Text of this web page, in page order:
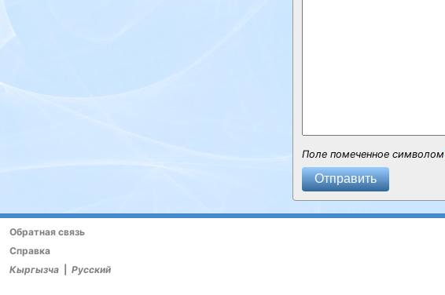
Поле помеченное символом
Отправить
Обратная связь
Справка
Кыргызча
Русский